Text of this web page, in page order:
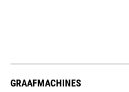
GRAAFMACHINES